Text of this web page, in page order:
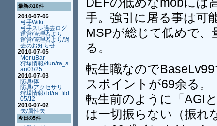
最新の10件
2010-07-06
弓手Wiki
弓手スレ過去ログ
運営/管理者より
運営/管理者より/過
去のお知らせ
2010-07-05
MenuBar
狩場情報/dun/ra_s
an03/25
2010-07-03
防具/体
防具/アクセサリ
狩場情報/fld/ra_fild
05/12
2010-07-02
矢/属性矢
今日の5件
手。強引に屠る事は可
MSPが総じて低めで
る。
転生職なので
スポイントが69余る。
転生前のように「AGI
は一切振らない（振れ